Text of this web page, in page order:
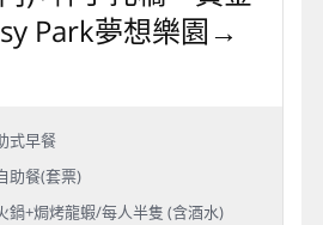
Park夢想樂園→
式早餐
助餐(套票)
鍋+焗烤龍蝦/每人半隻 (含酒水)